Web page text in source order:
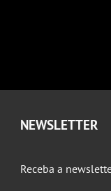
NEWSLETTER
Receba a